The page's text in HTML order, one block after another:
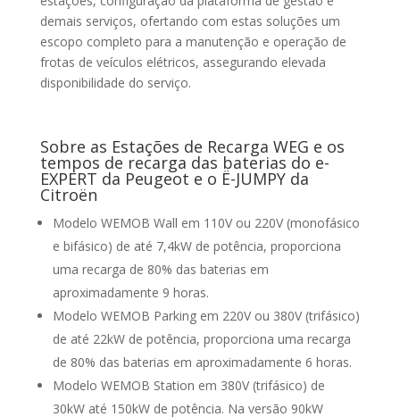
demais serviços, ofertando com estas soluções um
escopo completo para a manutenção e operação de
frotas de veículos elétricos, assegurando elevada
disponibilidade do serviço.
Sobre as Estações de Recarga WEG e os
tempos de recarga das baterias do e-
EXPERT da Peugeot e o Ë-JUMPY da
Citroën
Modelo WEMOB Wall em 110V ou 220V (monofásico
e bifásico) de até 7,4kW de potência, proporciona
uma recarga de 80% das baterias em
aproximadamente 9 horas.
Modelo WEMOB Parking em 220V ou 380V (trifásico)
de até 22kW de potência, proporciona uma recarga
de 80% das baterias em aproximadamente 6 horas.
Modelo WEMOB Station em 380V (trifásico) de
30kW até 150kW de potência. Na versão 90kW